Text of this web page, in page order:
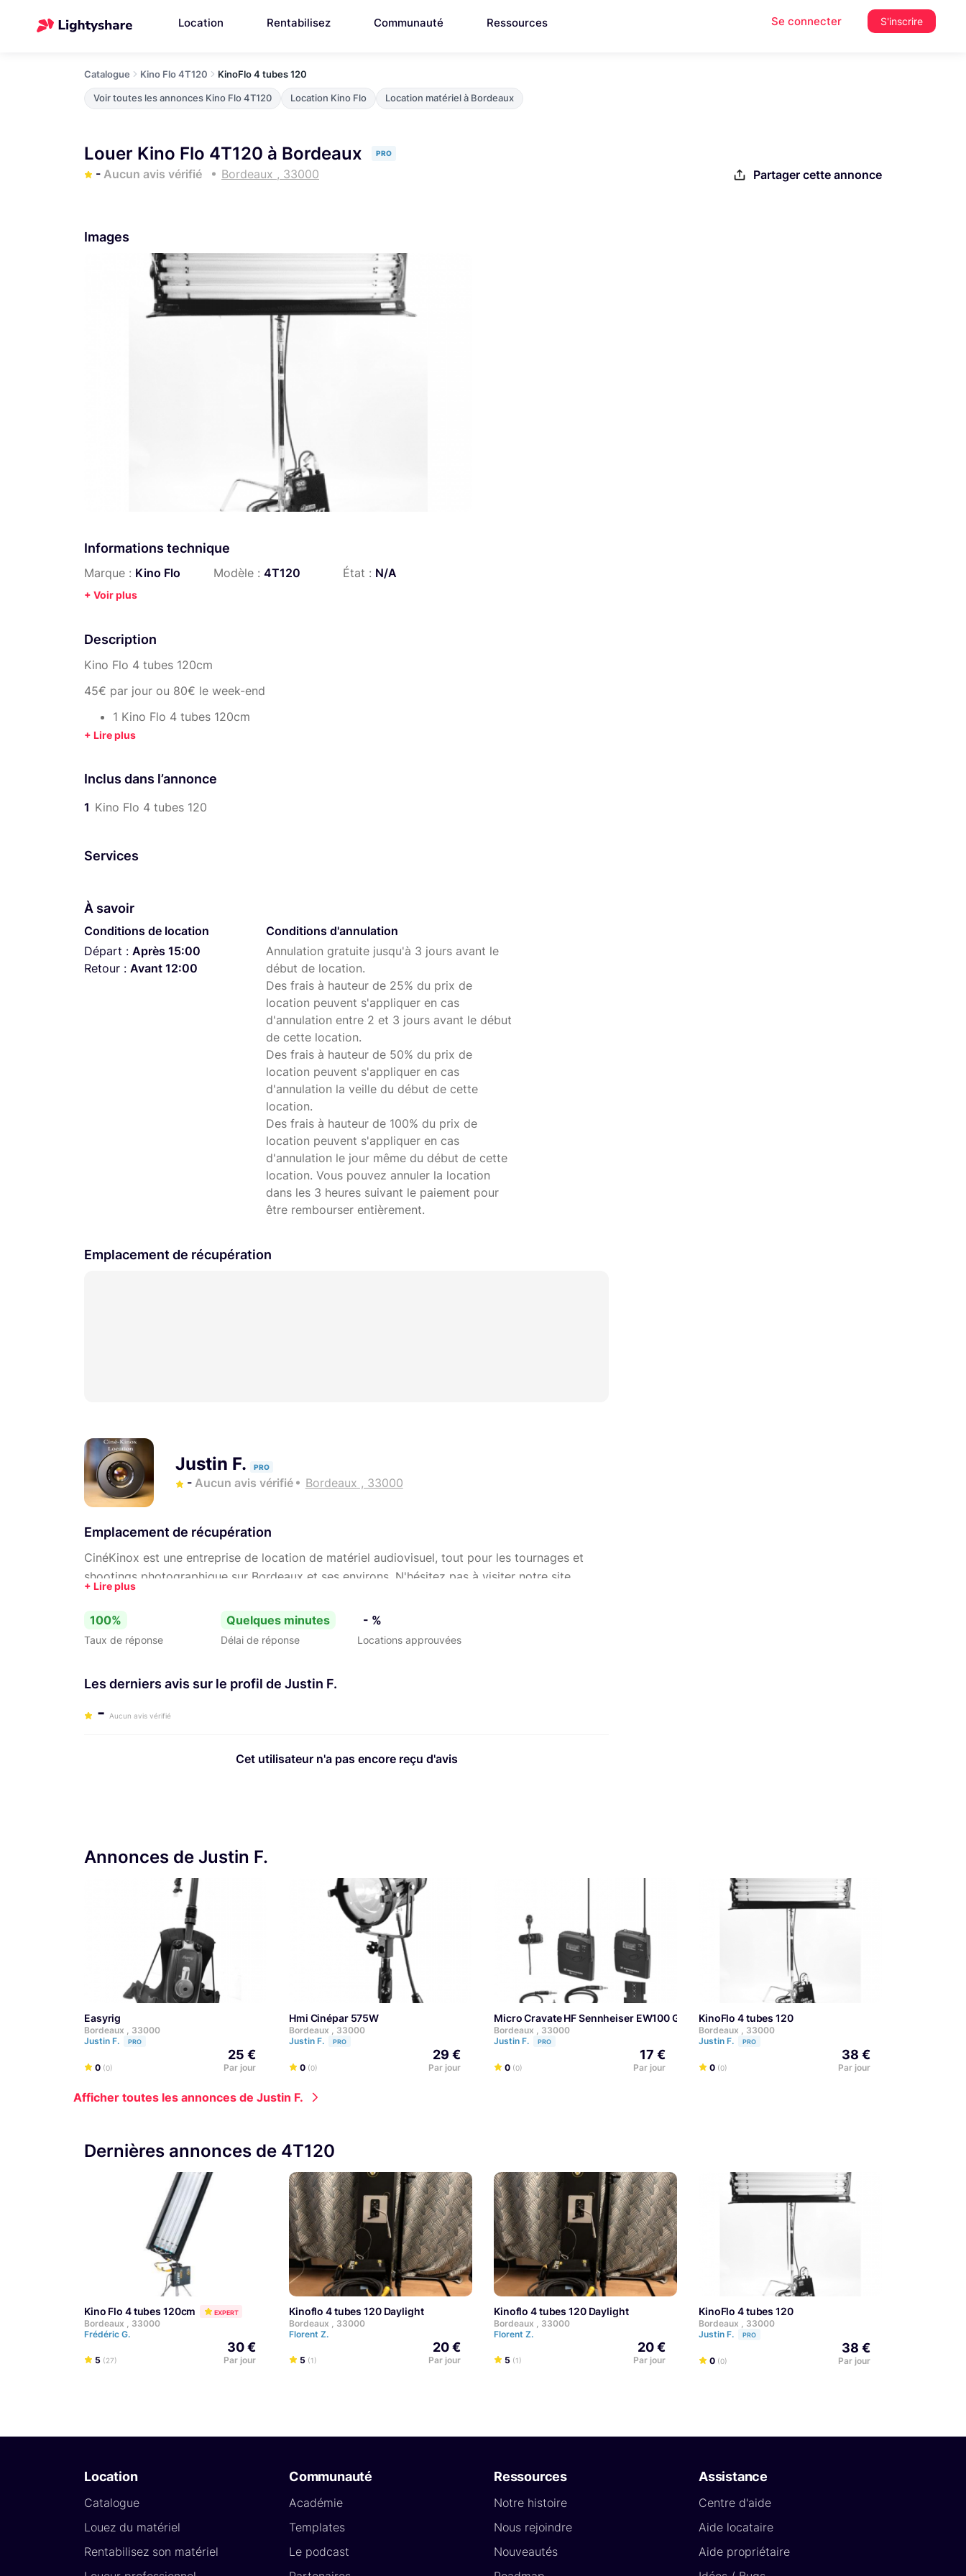
Location Rentabilisez Communauté Ressources Se connecter S'inscrire
Catalogue Kino Flo 4T120 KinoFlo 4 tubes 120
Voir toutes les annonces Kino Flo 4T120 Location Kino Flo Location matériel à Bordeaux
Louer Kino Flo 4T120 à Bordeaux PRO
- Aucun avis vérifié Bordeaux , 33000 Partager cette annonce
Images
Informations technique
Marque : Kino Flo Modèle : 4T120 État : N/A
+ Voir plus
Description
Kino Flo 4 tubes 120cm
45€ par jour ou 80€ le week-end
1 Kino Flo 4 tubes 120cm
1 Ballast
4 Tubes jour ou artificiel
Supplément 5 euros jours pour 4 tubes supplémentaire (jour ou artificiel)
Justin de CinéKinox Location.
Inclus dans l’annonce
1 Kino Flo 4 tubes 120
Services
À savoir
Conditions de location
Départ : Après 15:00
Retour : Avant 12:00
Conditions d'annulation
Annulation gratuite jusqu'à 3 jours avant le
début de location.
Des frais à hauteur de 25% du prix de
location peuvent s'appliquer en cas
d'annulation entre 2 et 3 jours avant le début
de cette location.
Des frais à hauteur de 50% du prix de
location peuvent s'appliquer en cas
d'annulation la veille du début de cette
location.
Des frais à hauteur de 100% du prix de
location peuvent s'appliquer en cas
d'annulation le jour même du début de cette
location. Vous pouvez annuler la location
dans les 3 heures suivant le paiement pour
être rembourser entièrement.
Emplacement de récupération
Justin F. PRO
- Aucun avis vérifié Bordeaux , 33000
Emplacement de récupération
CinéKinox est une entreprise de location de matériel audiovisuel, tout pour les tournages et
shootings photographique sur Bordeaux et ses environs. N'hésitez pas à visiter notre site
internet pour accéder à notre catalogue.
CinéKinox Location
100%
Taux de réponse
Quelques minutes
Délai de réponse
- %
Locations approuvées
Les derniers avis sur le profil de Justin F.
- Aucun avis vérifié
Cet utilisateur n'a pas encore reçu d'avis
Annonces de Justin F.
Easyrig
Bordeaux , 33000
Justin F.
PRO
0 (0)
25 €
Par jour
Hmi Cinépar 575W
Bordeaux , 33000
Justin F.
PRO
0 (0)
29 €
Par jour
Micro Cravate HF Sennheiser EW100 G3
Bordeaux , 33000
Justin F.
PRO
0 (0)
17 €
Par jour
KinoFlo 4 tubes 120
Bordeaux , 33000
Justin F.
PRO
0 (0)
38 €
Par jour
Afficher toutes les annonces de Justin F.
Dernières annonces de 4T120
Kino Flo 4 tubes 120cm EXPERT
Bordeaux , 33000
Frédéric G.
5 (27)
30 €
Par jour
Kinoflo 4 tubes 120 Daylight
Bordeaux , 33000
Florent Z.
5 (1)
20 €
Par jour
Kinoflo 4 tubes 120 Daylight
Bordeaux , 33000
Florent Z.
5 (1)
20 €
Par jour
KinoFlo 4 tubes 120
Bordeaux , 33000
Justin F.
PRO
0 (0)
38 €
Par jour
Location
Catalogue
Louez du matériel
Rentabilisez son matériel
Communauté
Académie
Templates
Le podcast
Ressources
Notre histoire
Nous rejoindre
Nouveautés
Assistance
Centre d'aide
Aide locataire
Aide propriétaire